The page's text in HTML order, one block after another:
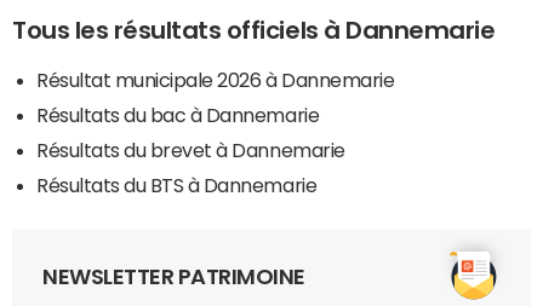
Tous les résultats officiels à Dannemarie
Résultat municipale 2026 à Dannemarie
Résultats du bac à Dannemarie
Résultats du brevet à Dannemarie
Résultats du BTS à Dannemarie
NEWSLETTER PATRIMOINE